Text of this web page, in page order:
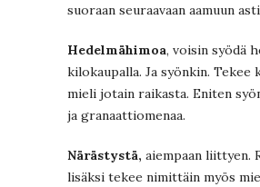
suoraan seuraavaan aamuun
Hedelmähimoa, voisin syödä
kilokaupalla. Ja syönkin. Tekee
mieli jotain raikasta. Eniten
ja granaattiomenaa.
Närästystä, aiempaan liittyen.
lisäksi tekee nimittäin myös